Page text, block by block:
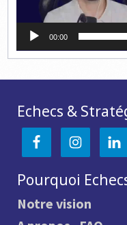
00:00
Echecs &
Pourquoi
Notre vision